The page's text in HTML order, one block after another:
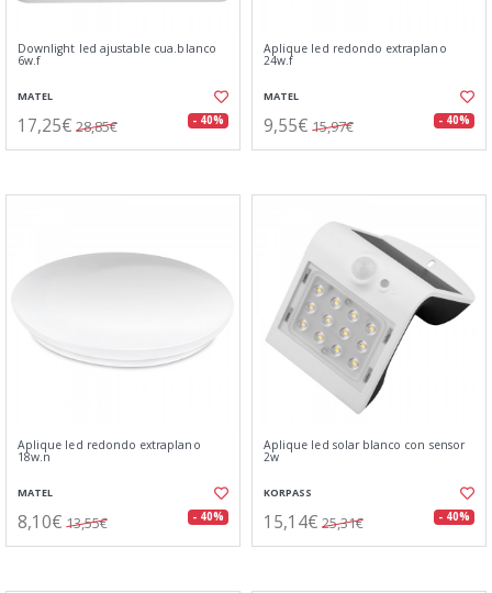
Downlight led ajustable cua.blanco
6w.f
MATEL
17,25€ 28,85€ - 40%
Aplique led redondo extraplano
24w.f
MATEL
9,55€ 15,97€ - 40%
Aplique led redondo extraplano
18w.n
MATEL
8,10€ 13,55€ - 40%
Aplique led solar blanco con sensor
2w
KORPASS
15,14€ 25,31€ - 40%